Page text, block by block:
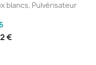
blancs, Pulvérisateur
€